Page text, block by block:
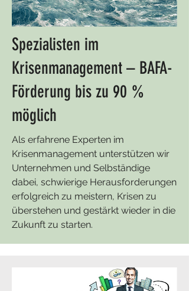
Spezialisten im
Krisenmanagement – BAFA-
Förderung bis zu 90 %
möglich
Als erfahrene Experten im
Krisenmanagement unterstützen wir
Unternehmen und Selbständige
dabei, schwierige Herausforderungen
erfolgreich zu meistern, Krisen zu
überstehen und gestärkt wieder in die
Zukunft zu starten.